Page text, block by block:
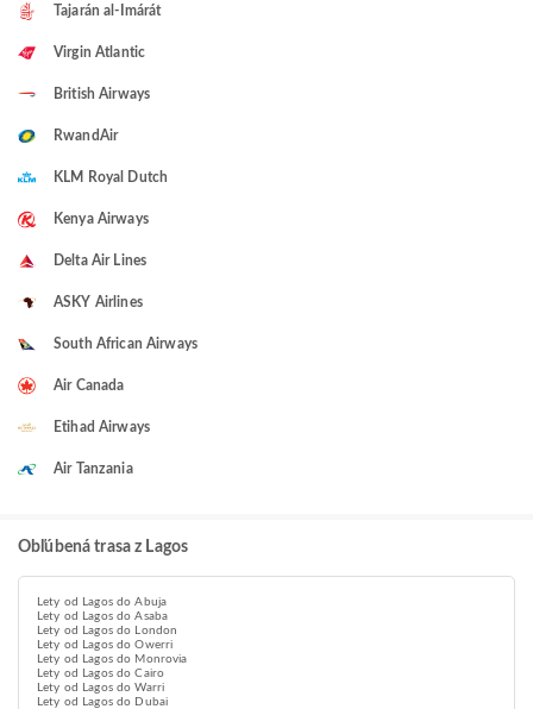
Tajarán al-Imárát
Virgin Atlantic
British Airways
RwandAir
KLM Royal Dutch
Kenya Airways
Delta Air Lines
ASKY Airlines
South African Airways
Air Canada
Etihad Airways
Air Tanzania
Obľúbená trasa z Lagos
Lety od Lagos do Abuja
Lety od Lagos do Asaba
Lety od Lagos do London
Lety od Lagos do Owerri
Lety od Lagos do Monrovia
Lety od Lagos do Cairo
Lety od Lagos do Warri
Lety od Lagos do Dubai